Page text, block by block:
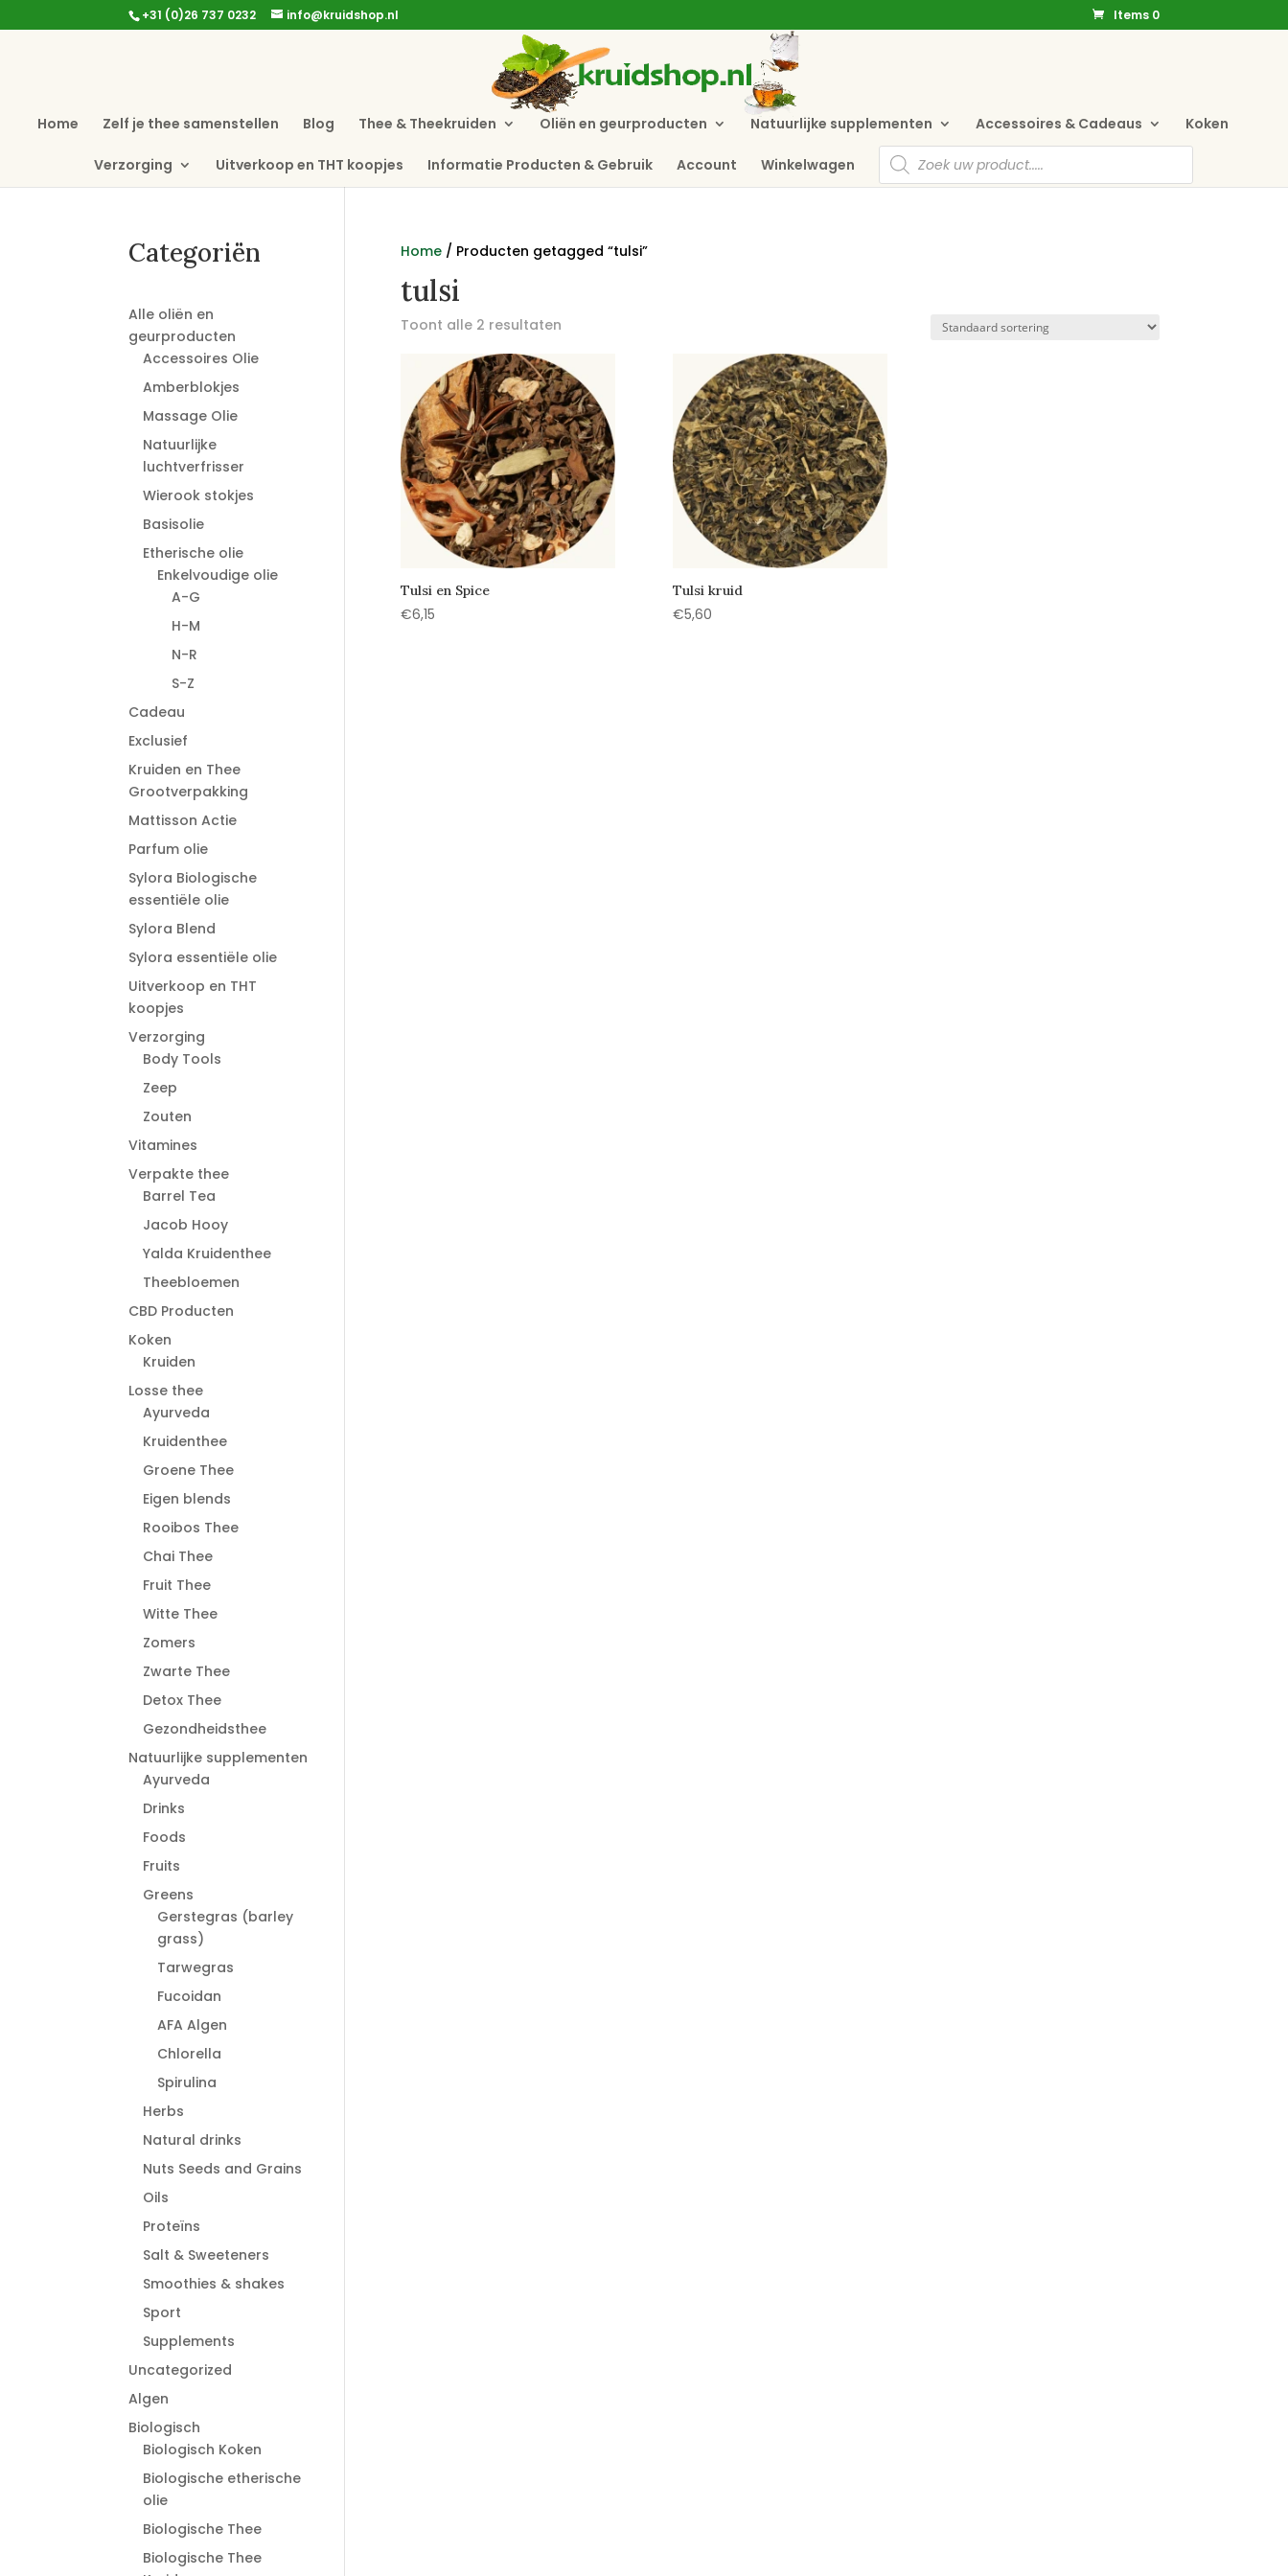
+31 (0)26 737 0232 info@kruidshop.nl Items 0
Home Zelf je thee samenstellen Blog Thee & Theekruiden Oliën en geurproducten Natuurlijke supplementen Accessoires & Cadeaus Koken
Verzorging Uitverkoop en THT koopjes Informatie Producten & Gebruik Account Winkelwagen
Producten
zoeken
Home/ Producten getagged “tulsi”
tulsi
Toont alle 2 resultaten
Tulsi en Spice
€6,15
Tulsi kruid
€5,60
Categoriën
Alle oliën en
geurproducten
Accessoires Olie
Amberblokjes
Massage Olie
Natuurlijke
luchtverfrisser
Wierook stokjes
Basisolie
Etherische olie
Enkelvoudige olie
A-G
H-M
N-R
S-Z
Cadeau
Exclusief
Kruiden en Thee
Grootverpakking
Mattisson Actie
Parfum olie
Sylora Biologische
essentiële olie
Sylora Blend
Sylora essentiële olie
Uitverkoop en THT
koopjes
Verzorging
Body Tools
Zeep
Zouten
Vitamines
Verpakte thee
Barrel Tea
Jacob Hooy
Yalda Kruidenthee
Theebloemen
CBD Producten
Koken
Kruiden
Losse thee
Ayurveda
Kruidenthee
Groene Thee
Eigen blends
Rooibos Thee
Chai Thee
Fruit Thee
Witte Thee
Zomers
Zwarte Thee
Detox Thee
Gezondheidsthee
Natuurlijke supplementen
Ayurveda
Drinks
Foods
Fruits
Greens
Gerstegras (barley
grass)
Tarwegras
Fucoidan
AFA Algen
Chlorella
Spirulina
Herbs
Natural drinks
Nuts Seeds and Grains
Oils
Proteïns
Salt & Sweeteners
Smoothies & shakes
Sport
Supplements
Uncategorized
Algen
Biologisch
Biologisch Koken
Biologische etherische
olie
Biologische Thee
Biologische Thee